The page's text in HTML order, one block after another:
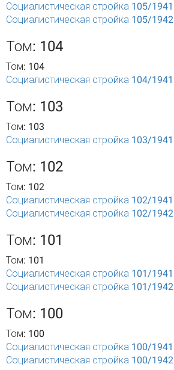
Социалистическая стройка 105/1941
Социалистическая стройка 105/1942
Том: 104
Том: 104
Социалистическая стройка 104/1941
Том: 103
Том: 103
Социалистическая стройка 103/1941
Том: 102
Том: 102
Социалистическая стройка 102/1941
Социалистическая стройка 102/1942
Том: 101
Том: 101
Социалистическая стройка 101/1941
Социалистическая стройка 101/1942
Том: 100
Том: 100
Социалистическая стройка 100/1941
Социалистическая стройка 100/1942